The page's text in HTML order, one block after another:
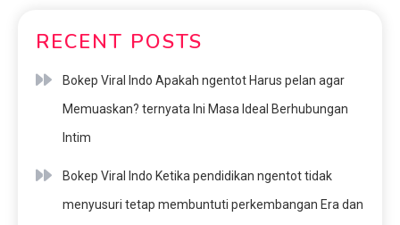
RECENT POSTS
Bokep Viral Indo Apakah ngentot Harus pelan agar
Memuaskan? ternyata Ini Masa Ideal Berhubungan
Intim
Bokep Viral Indo Ketika pendidikan ngentot tidak
menyusuri tetap membuntuti perkembangan Era dan